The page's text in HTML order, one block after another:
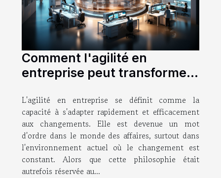
Comment l'agilité en
entreprise peut transformer
L'agilité en entreprise se définit comme la
capacité à s'adapter rapidement et efficacement
aux changements. Elle est devenue un mot
d'ordre dans le monde des affaires, surtout dans
l'environnement actuel où le changement est
constant. Alors que cette philosophie était
autrefois réservée au...